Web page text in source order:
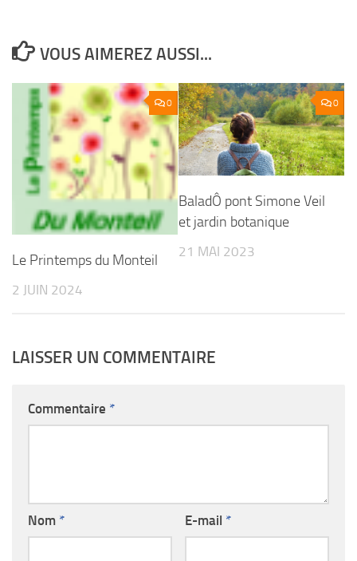
VOUS AIMEREZ AUSSI...
0
Le Printemps du Monteil
2 JUIN 2024
0
BaladÔ pont Simone Veil
et jardin botanique
21 MAI 2023
LAISSER UN COMMENTAIRE
Commentaire *
Nom * E-mail *